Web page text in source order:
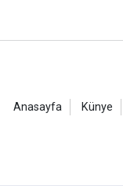
Anasayfa Künye